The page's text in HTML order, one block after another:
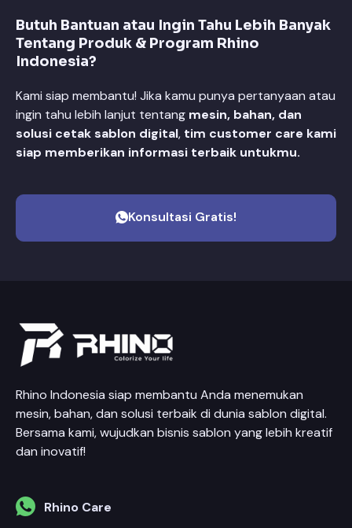
Butuh Bantuan atau Ingin Tahu Lebih Banyak
Tentang Produk & Program Rhino
Indonesia?
Kami siap membantu! Jika kamu punya pertanyaan atau
ingin tahu lebih lanjut tentang mesin, bahan, dan
solusi cetak sablon digital, tim customer care kami
siap memberikan informasi terbaik untukmu.
Konsultasi Gratis!
Rhino Indonesia siap membantu Anda menemukan
mesin, bahan, dan solusi terbaik di dunia sablon digital.
Bersama kami, wujudkan bisnis sablon yang lebih kreatif
dan inovatif!
Rhino Care